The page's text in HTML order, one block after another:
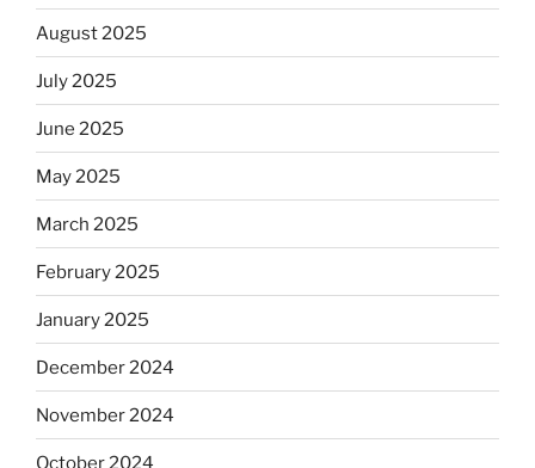
August 2025
July 2025
June 2025
May 2025
March 2025
February 2025
January 2025
December 2024
November 2024
October 2024